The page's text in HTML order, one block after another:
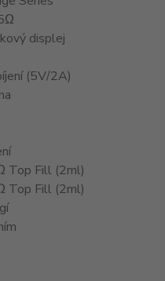
displej
(5V/2A)
Top Fill (2ml)
Top Fill (2ml)